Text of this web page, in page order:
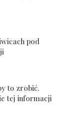
pod
to zrobić.
tej informacji